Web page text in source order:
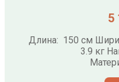
5
Длина: 150 см
3.9 кг